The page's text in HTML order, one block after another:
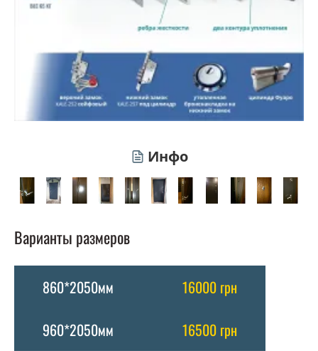
Инфо
Варианты размеров
860*2050мм
16000 грн
960*2050мм
16500 грн